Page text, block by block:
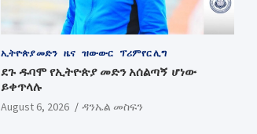
ኢትዮጵያ መድን ዜና ዝውውር ፕሪምየር ሊግ
ደጉ ዱባሞ የኢትዮጵያ መድን አሰልጣኝ ሆነው
ይቀጥላሉ
August 6, 2026 ዳንኤል መስፍን